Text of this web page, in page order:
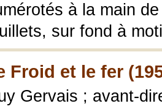
à la main
sur fond à
Froid et le fer
Gervais ; avant-